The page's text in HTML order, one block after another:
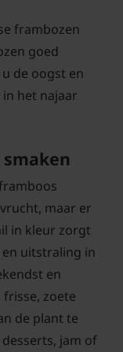
frambozen
goed
de oogst en
het najaar
maar er
in kleur zorgt
uitstraling in
en
zoete
de plant te
jam of